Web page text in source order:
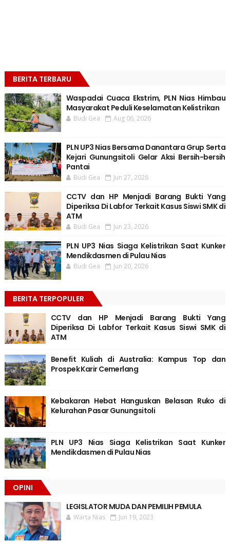
BERITA TERBARU
Waspadai Cuaca Ekstrim, PLN Nias Himbau
Masyarakat Peduli Keselamatan Kelistrikan
Budi Gea Aug 06, 2026
PLN UP3 Nias Bersama Danantara Grup Serta
Kejari Gunungsitoli Gelar Aksi Bersih-bersih
Pantai
Budi Gea Jun 27, 2026
CCTV dan HP Menjadi Barang Bukti Yang
Diperiksa Di Labfor Terkait Kasus Siswi SMK di
ATM
Budi Gea Jun 23, 2026
PLN UP3 Nias Siaga Kelistrikan Saat Kunker
Mendikdasmen di Pulau Nias
Budi Gea Jun 20, 2026
BERITA TERPOPULER
CCTV dan HP Menjadi Barang Bukti Yang
Diperiksa Di Labfor Terkait Kasus Siswi SMK di
ATM
Benefit Kuliah di Australia: Kampus Top dan
Prospek Karir Cemerlang
Kebakaran Hebat Hanguskan Belasan Ruko di
Kelurahan Pasar Gunungsitoli
PLN UP3 Nias Siaga Kelistrikan Saat Kunker
Mendikdasmen di Pulau Nias
OPINI
LEGISLATOR MUDA DAN PEMILIH PEMULA
Warta Nias Jun 19, 2023